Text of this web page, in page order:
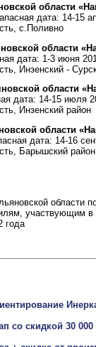
области
дата: 14-15
с.Поливно
области
дата: 1-3 июня
Инзенский -
области
дата: 14-15 июля
Инзенский район
области
дата: 14-16
Барышский район
области
участвующим
года
со скидкой 30 000